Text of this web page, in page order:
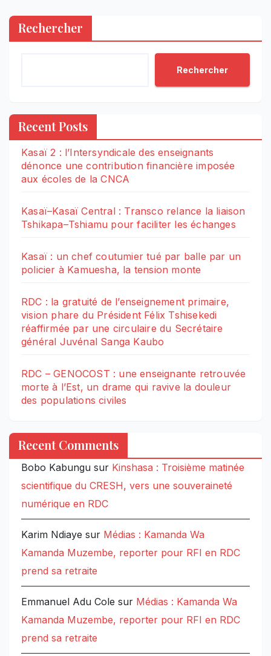
Rechercher
Rechercher
Recent Posts
Kasaï 2 : l’Intersyndicale des enseignants
dénonce une contribution financière imposée
aux écoles de la CNCA
Kasaï–Kasaï Central : Transco relance la liaison
Tshikapa–Tshiamu pour faciliter les échanges
Kasaï : un chef coutumier tué par balle par un
policier à Kamuesha, la tension monte
RDC : la gratuité de l’enseignement primaire,
vision phare du Président Félix Tshisekedi
réaffirmée par une circulaire du Secrétaire
général Juvénal Sanga Kaubo
RDC – GENOCOST : une enseignante retrouvée
morte à l’Est, un drame qui ravive la douleur
des populations civiles
Recent Comments
Bobo Kabungu sur Kinshasa : Troisième matinée
scientifique du CRESH, vers une souveraineté
numérique en RDC
Karim Ndiaye sur Médias : Kamanda Wa
Kamanda Muzembe, reporter pour RFI en RDC
prend sa retraite
Emmanuel Adu Cole sur Médias : Kamanda Wa
Kamanda Muzembe, reporter pour RFI en RDC
prend sa retraite